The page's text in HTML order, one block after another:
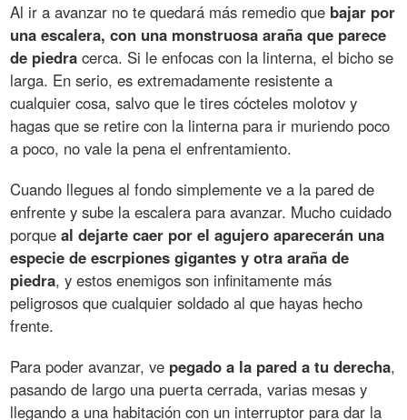
Al ir a avanzar no te quedará más remedio que bajar por
una escalera, con una monstruosa araña que parece
de piedra cerca. Si le enfocas con la linterna, el bicho se
larga. En serio, es extremadamente resistente a
cualquier cosa, salvo que le tires cócteles molotov y
hagas que se retire con la linterna para ir muriendo poco
a poco, no vale la pena el enfrentamiento.
Cuando llegues al fondo simplemente ve a la pared de
enfrente y sube la escalera para avanzar. Mucho cuidado
porqueal dejarte caer por el agujero aparecerán una
especie de escrpiones gigantes y otra araña de
piedra, y estos enemigos son infinitamente más
peligrosos que cualquier soldado al que hayas hecho
frente.
Para poder avanzar, ve pegado a la pared a tu derecha,
pasando de largo una puerta cerrada, varias mesas y
llegando a una habitación con un interruptor para dar la